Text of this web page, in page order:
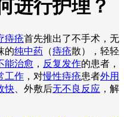
进行护理？
痔疮首先推出了不手术，无
的纯中药 （痔疮散），轻轻
能治愈 ， 反复发作的患者，
工作 ，对慢性痔疮患者外用
快 、外敷后无不良反应 ，解